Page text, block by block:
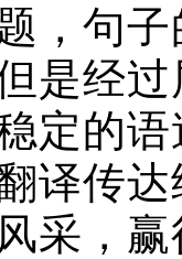
，句
是经
定的
译传
采，